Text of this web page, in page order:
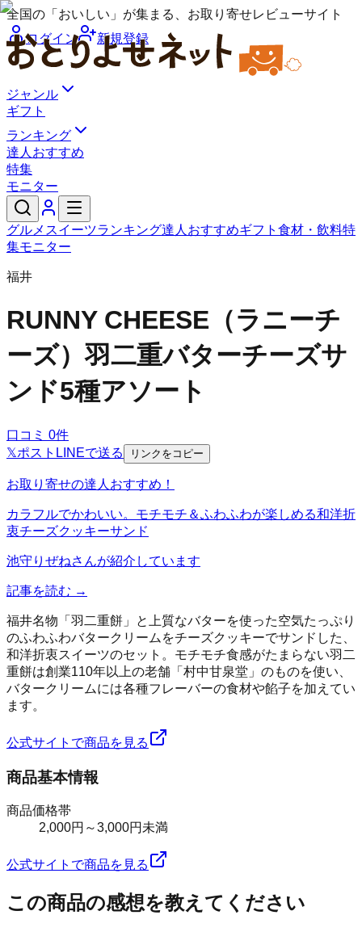
全国の「おいしい」が集まる、お取り寄せレビューサイト
ログイン
新規登録
ジャンル
ギフト
ランキング
達人おすすめ
特集
モニター
グルメ スイーツランキング達人おすすめギフト 食材・飲料特
集モニター
福井
RUNNY CHEESE（ラニーチ
ーズ）羽二重バターチーズサ
ンド5種アソート
口コミ 0件
𝕏ポスト LINEで送る リンクをコピー
お取り寄せの達人おすすめ！
カラフルでかわいい。モチモチ＆ふわふわが楽しめる和洋折
衷チーズクッキーサンド
池守りぜねさんが紹介しています
記事を読む →
福井名物「羽二重餅」と上質なバターを使った空気たっぷり
のふわふわバタークリームをチーズクッキーでサンドした、
和洋折衷スイーツのセット。モチモチ食感がたまらない羽二
重餅は創業110年以上の老舗「村中甘泉堂」のものを使い、
バタークリームには各種フレーバーの食材や餡子を加えてい
ます。
公式サイトで商品を見る
商品基本情報
商品価格帯
2,000円～3,000円未満
公式サイトで商品を見る
この商品の感想を教えてください